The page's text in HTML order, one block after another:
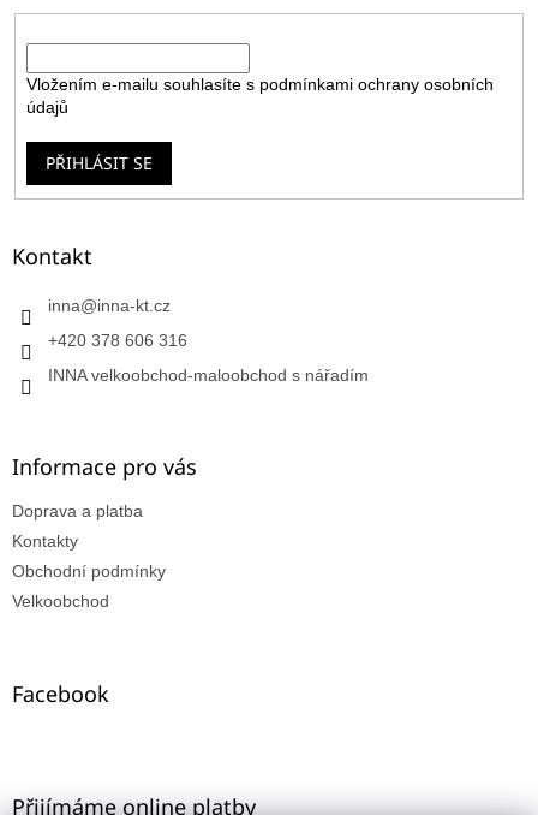
Vložením e-mailu souhlasíte s podmínkami ochrany osobních
údajů
PŘIHLÁSIT SE
Kontakt
inna@inna-kt.cz
+420 378 606 316
INNA velkoobchod-maloobchod s nářadím
Informace pro vás
Doprava a platba
Kontakty
Obchodní podmínky
Velkoobchod
Facebook
Přijímáme online platby